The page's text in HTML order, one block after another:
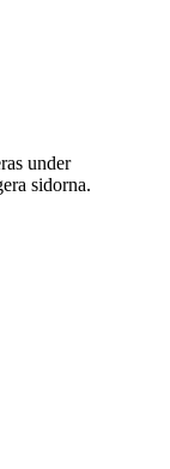
under
sidorna.